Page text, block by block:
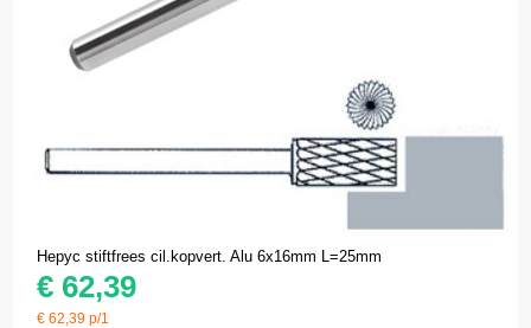
Hepyc stiftfrees cil.kopvert. Alu 6x16mm L=25mm
€ 62,39
€62,39 p/1